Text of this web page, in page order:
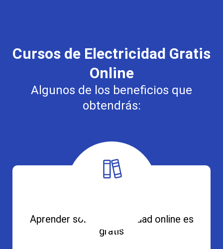
Cursos de Electricidad Gratis
Online
Algunos de los beneficios que
obtendrás:
Aprender sobre electricidad online es
gratis